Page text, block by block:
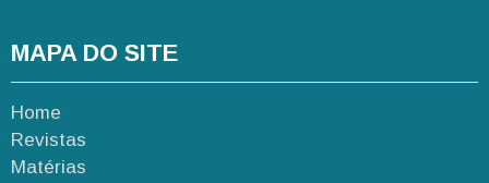
MAPA DO SITE
Home
Revistas
Matérias